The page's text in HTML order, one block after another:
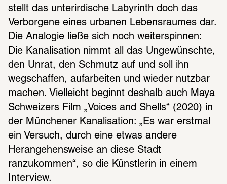
stellt das unterirdische Labyrinth doch das
Verborgene eines urbanen Lebensraumes dar.
Die Analogie ließe sich noch weiterspinnen:
Die Kanalisation nimmt all das Ungewünschte,
den Unrat, den Schmutz auf und soll ihn
wegschaffen, aufarbeiten und wieder nutzbar
machen. Vielleicht beginnt deshalb auch Maya
Schweizers Film „Voices and Shells“ (2020) in
der Münchener Kanalisation: „Es war erstmal
ein Versuch, durch eine etwas andere
Herangehensweise an diese Stadt
ranzukommen“, so die Künstlerin in einem
Interview.